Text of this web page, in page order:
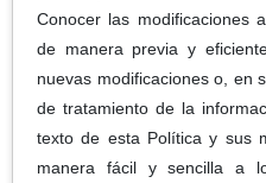
Conocer las modificaciones
de manera previa y
nuevas modificaciones o, en
de tratamiento de la
texto de esta Política y sus
manera fácil y sencilla a